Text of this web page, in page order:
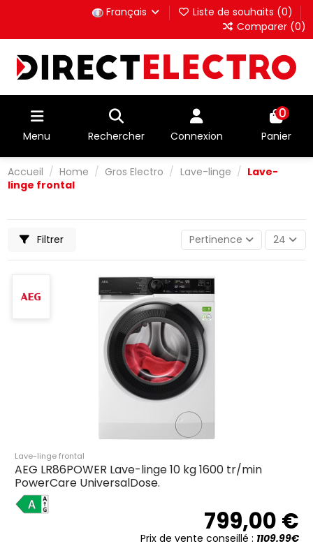
Français Liste de souhaits (0)
Comparer (0)
Menu Rechercher Connexion
0
Panier
Accueil Home Gros Electro Lave-linge
Lave-
linge frontal
Filtrer Pertinence 24
Lave-linge frontal
AEG LR86POWER Lave-linge 10 kg 1600 tr/min
PowerCare UniversalDose.
A
799,00 €
Prix de vente conseillé : 1109.99€